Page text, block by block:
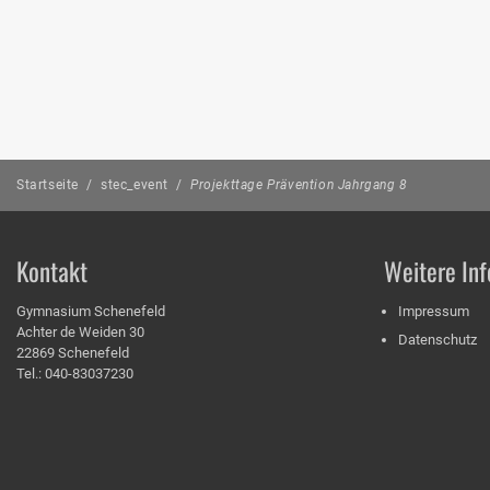
Startseite / stec_event / Projekttage Prävention Jahrgang 8
Kontakt
Gymnasium Schenefeld
Achter de Weiden 30
22869 Schenefeld
Tel.: 040-83037230
Weitere
Impressum
Datenschutz